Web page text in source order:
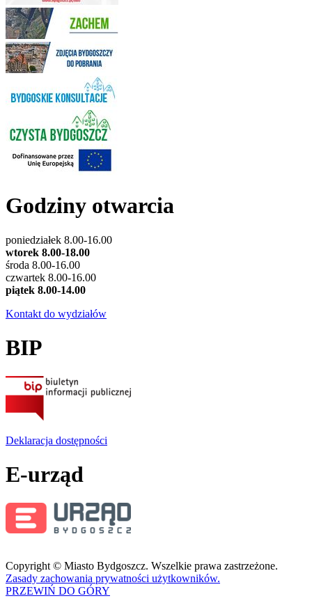
Godziny otwarcia
poniedziałek 8.00-16.00
wtorek 8.00-18.00
środa 8.00-16.00
czwartek 8.00-16.00
piątek 8.00-14.00
Kontakt do wydziałów
BIP
Deklaracja dostępności
E-urząd
Copyright © Miasto Bydgoszcz. Wszelkie prawa zastrzeżone.
Zasady zachowania prywatności użytkowników.
PRZEWIŃ DO GÓRY